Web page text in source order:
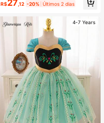
ilo Casual e Confortável, Adequado
Volta às Aulas, Estilo Feminino, Rela
xado
R$27 ,12 -20% Últimos 2 dias
4-7 Years